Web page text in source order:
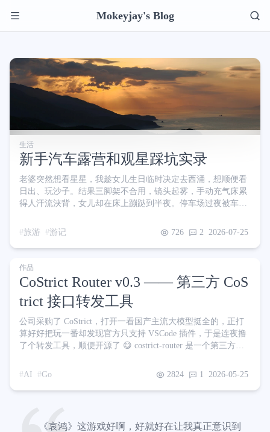
Mokeyjay's Blog
生活
新手汽车露营和观星踩坑实录
老婆突然想看星星，我趁女儿生日临时决定去西涌，想顺便看
日出、玩沙子。结果三脚架不合用，镜头起雾，手动充气床累
得人汗流浃背，女儿却在床上蹦跶到半夜。停车场过夜被车灯
了一会儿。虽然狼狈，但新手该踩的坑都踩了，也算攒下了一
旅游 游记 726 2 2026-07-25
作品
CoStrict Router v0.3 —— 第三方 CoS
trict 接口转发工具
公司采购了 CoStrict，打开一看国产主流大模型挺全的，正打
算好好把玩一番却发现官方只支持 VSCode 插件，于是连夜撸
了个转发工具，顺便开源了 😋 costrict-router 是一个第三方的
Completions）的请求转发到你指定的私有化 CoStrict 服务端上
只需要把 Agent 工具的 Base URL 指向本地地址即可 🔗 http
AI Go 2824 1 2026-05-25
《哀鸿》这游戏好啊，好就好在让我真正意识到